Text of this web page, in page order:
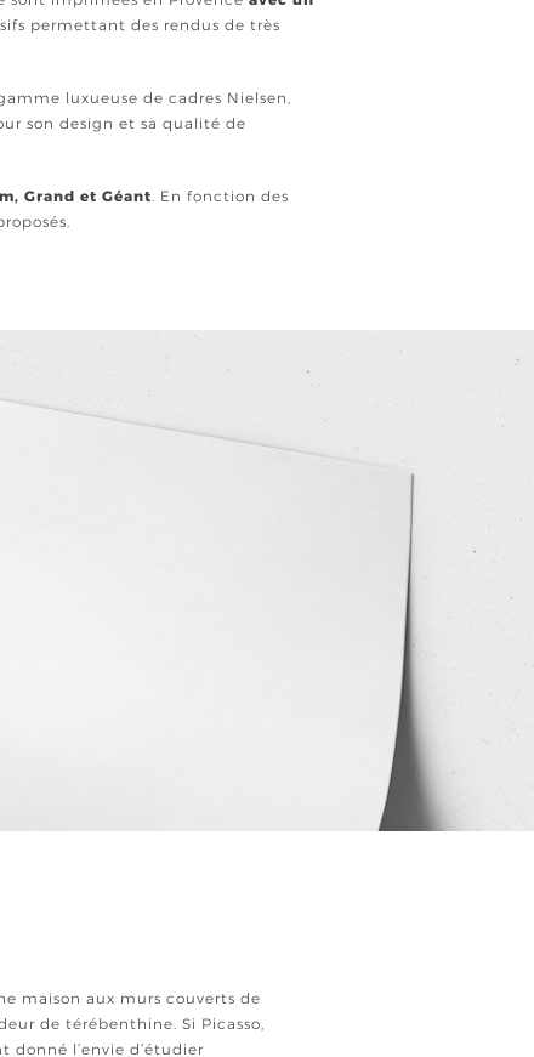
permettant des rendus de très
luxueuse de cadres Nielsen,
son design et sa qualité de
Grand et Géant. En fonction des
maison aux murs couverts de
de térébenthine. Si Picasso,
l’envie d’étudier